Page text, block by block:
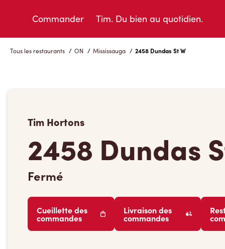
Commander Tim. Du bien au quotidien.
Tous les restaurants / ON / Mississauga / 2458 Dundas St W
Tim Hortons
2458 Dundas
Fermé
Cueillette des
commandes
Livraison des
commandes